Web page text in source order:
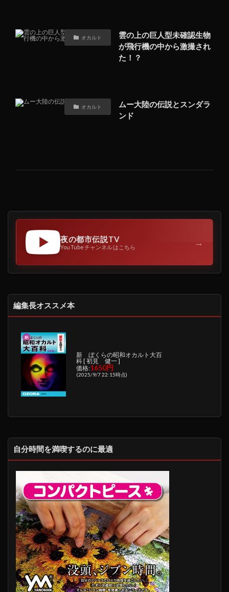
オカルト
雲の上の巨人型未確認生物
が飛行機の中から激撮され
た！？
オカルト
ムー大陸の伝説とスンダラ
ンド
夜の都市伝説TV
YouTubeチャンネルはこちら →
編集長オススメ本
新 ぼくらの昭和オカルト大百
科 [ 初見 健一 ]
価格:1650円
(2025/9/7 22:15時点)
自分時間を満喫するのに最適